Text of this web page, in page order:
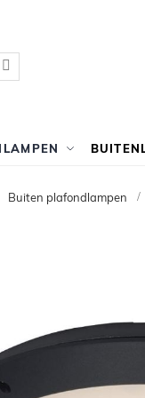
Buiten plafondlampen